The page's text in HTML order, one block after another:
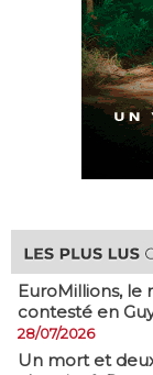
EuroMillions, ​le
contesté en
28/07/2026
​Un mort et